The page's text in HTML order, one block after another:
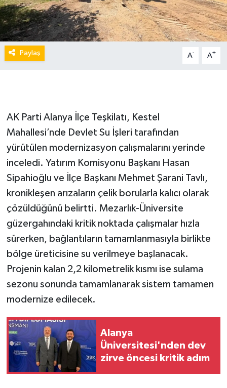
Paylaş A- A+
AK Parti Alanya İlçe Teşkilatı, Kestel
Mahallesi’nde Devlet Su İşleri tarafından
yürütülen modernizasyon çalışmalarını yerinde
inceledi. Yatırım Komisyonu Başkanı Hasan
Sipahioğlu ve İlçe Başkanı Mehmet Şarani Tavlı,
kronikleşen arızaların çelik borularla kalıcı olarak
çözüldüğünü belirtti. Mezarlık-Üniversite
güzergahındaki kritik noktada çalışmalar hızla
sürerken, bağlantıların tamamlanmasıyla birlikte
bölge üreticisine su verilmeye başlanacak.
Projenin kalan 2,2 kilometrelik kısmı ise sulama
sezonu sonunda tamamlanarak sistem tamamen
modernize edilecek.
Alanya
Üniversitesi'nden dev
zirve öncesi kritik adım